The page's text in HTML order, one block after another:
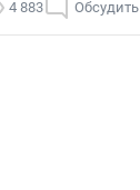
4 883 Обсудить